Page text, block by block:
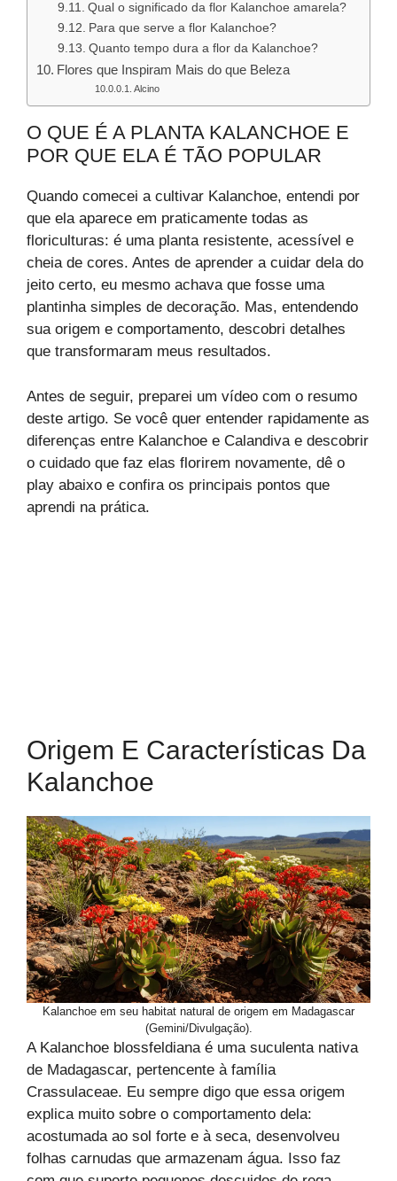
Qual o significado da flor Kalanchoe amarela?
Para que serve a flor Kalanchoe?
Quanto tempo dura a flor da Kalanchoe?
Flores que Inspiram Mais do que Beleza
Alcino
O QUE É A PLANTA KALANCHOE E
POR QUE ELA É TÃO POPULAR
Quando comecei a cultivar Kalanchoe, entendi por
que ela aparece em praticamente todas as
floriculturas: é uma planta resistente, acessível e
cheia de cores. Antes de aprender a cuidar dela do
jeito certo, eu mesmo achava que fosse uma
plantinha simples de decoração. Mas, entendendo
sua origem e comportamento, descobri detalhes
que transformaram meus resultados.
Antes de seguir, preparei um vídeo com o resumo
deste artigo. Se você quer entender rapidamente as
diferenças entre Kalanchoe e Calandiva e descobrir
o cuidado que faz elas florirem novamente, dê o
play abaixo e confira os principais pontos que
aprendi na prática.
Origem E Características Da
Kalanchoe
Kalanchoe em seu habitat natural de origem em Madagascar
(Gemini/Divulgação).
A Kalanchoe blossfeldiana é uma suculenta nativa
de Madagascar, pertencente à família
Crassulaceae. Eu sempre digo que essa origem
explica muito sobre o comportamento dela:
acostumada ao sol forte e à seca, desenvolveu
folhas carnudas que armazenam água. Isso faz